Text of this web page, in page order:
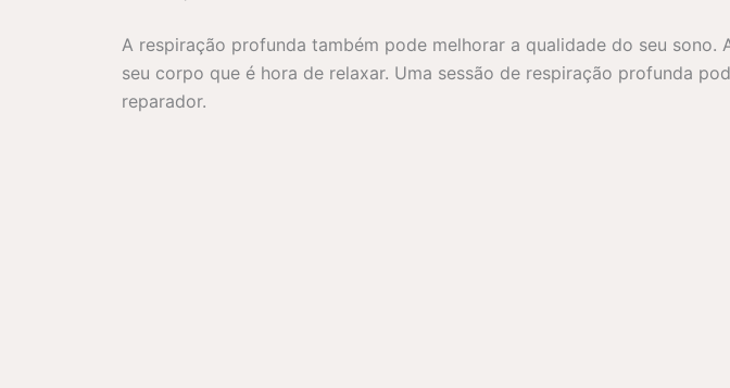
A respiração profunda também pode melhorar a qualidade do seu
seu corpo que é hora de relaxar. Uma sessão de respiração profunda
reparador.